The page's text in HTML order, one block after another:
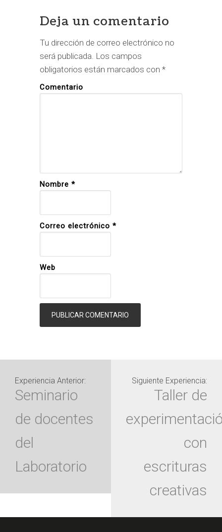
Interactions
Deja un comentario
Tu dirección de correo electrónico no
será publicada. Los campos
obligatorios están marcados con*
Comentario
Nombre*
Correo electrónico*
Web
Experiencia Anterior:
Seminario
de docentes
del
Laboratorio
Siguiente Experiencia:
Taller de
con
escrituras
creativas